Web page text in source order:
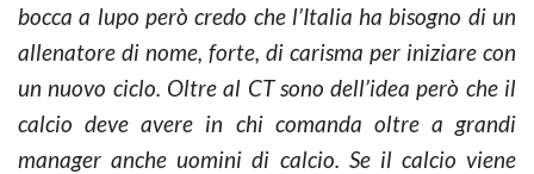
bocca a lupo però credo che l’Italia ha bisogno di un
allenatore di nome, forte, di carisma per iniziare con
un nuovo ciclo. Oltre al CT sono dell’idea però che il
calcio deve avere in chi comanda oltre a grandi
manager anche uomini di calcio. Se il calcio viene